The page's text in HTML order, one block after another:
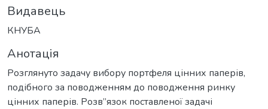
Видавець
КНУБА
Анотація
Розглянуто задачу вибору портфеля цінних паперів,
подібного за поводженням до поводження ринку
цінних паперів. Розв”язок поставленої задачі